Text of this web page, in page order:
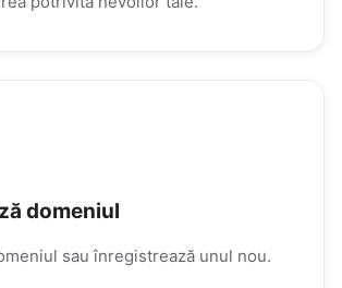
domeniul
sau înregistrează unul nou.